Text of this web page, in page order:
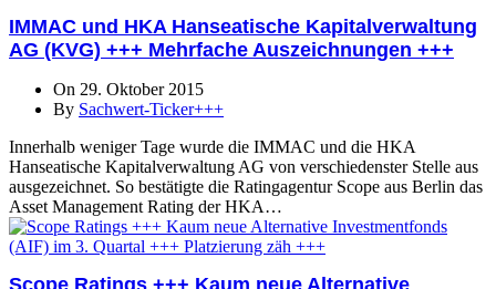
IMMAC und HKA Hanseatische Kapitalverwaltung
AG (KVG) +++ Mehrfache Auszeichnungen +++
On 29. Oktober 2015
By Sachwert-Ticker+++
Innerhalb weniger Tage wurde die IMMAC und die HKA
Hanseatische Kapitalverwaltung AG von verschiedenster Stelle aus
ausgezeichnet. So bestätigte die Ratingagentur Scope aus Berlin das
Asset Management Rating der HKA…
Scope Ratings +++ Kaum neue Alternative